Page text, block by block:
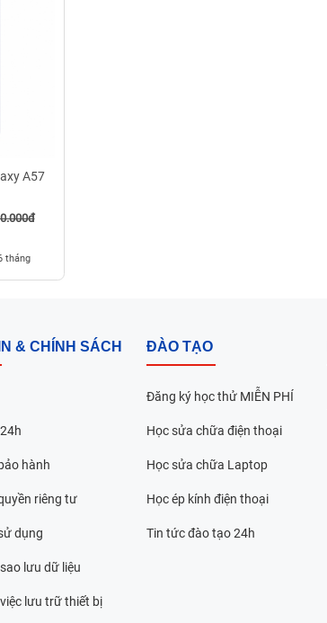
A57
tháng
& CHÍNH SÁCH
hành
riêng tư
dụng
lưu dữ liệu
lưu trữ thiết bị
ĐÀO TẠO
Đăng ký học thử MIỄN PHÍ
Học sửa chữa điện thoại
Học sửa chữa Laptop
Học ép kính điện thoại
Tin tức đào tạo 24h